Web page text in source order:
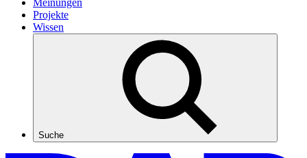
Meinungen
Projekte
Wissen
Suche